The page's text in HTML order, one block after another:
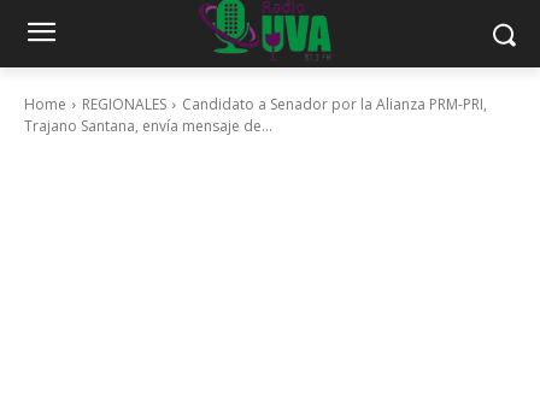
Home REGIONALES
Candidato a Senador por la Alianza PRM-PRI,
Trajano Santana, envía mensaje de...